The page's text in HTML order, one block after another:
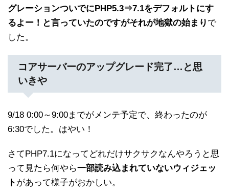
グレーションついでにPHP5.3⇒7.1をデフォルトにす
るよー！と言っていたのですがそれが地獄の始まり で
した。
コアサーバーのアップグレード完了…と思
いきや
9/18 0:00～9:00までがメンテ予定で、終わったのが
6:30でした。はやい！
さてPHP7.1になってどれだけサクサクなんやろうと思
って見たら何やら一部読み込まれていないウィジェッ
ト があって様子がおかしい。